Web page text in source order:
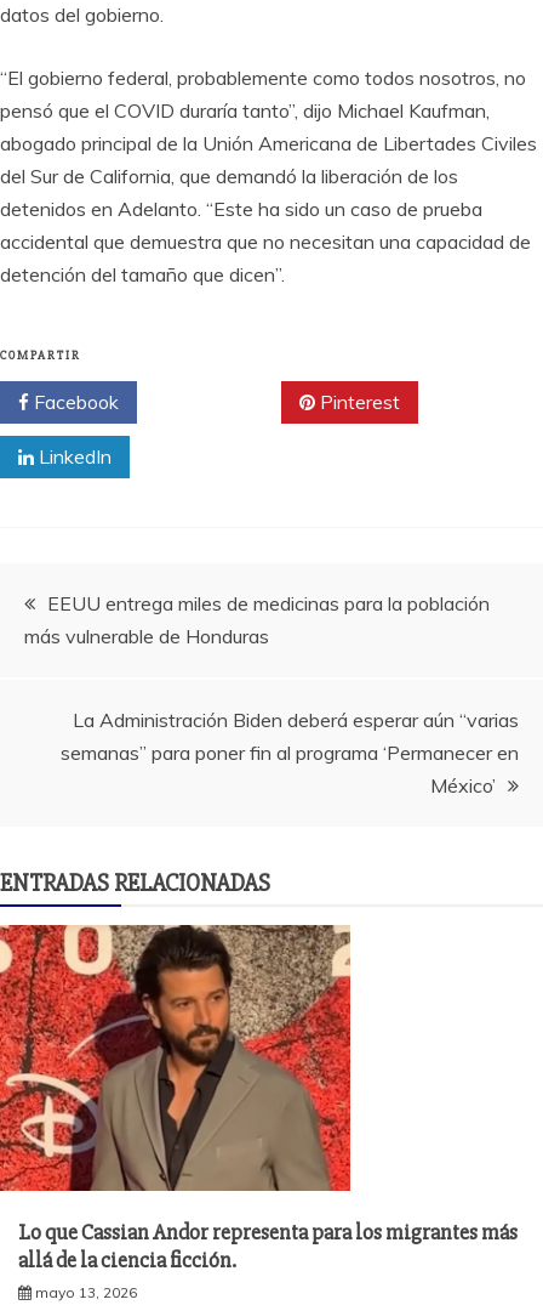
datos del gobierno.
“El gobierno federal, probablemente como todos nosotros, no
pensó que el COVID duraría tanto”, dijo Michael Kaufman,
abogado principal de la Unión Americana de Libertades Civiles
del Sur de California, que demandó la liberación de los
detenidos en Adelanto. “Este ha sido un caso de prueba
accidental que demuestra que no necesitan una capacidad de
detención del tamaño que dicen”.
COMPARTIR
Facebook Pinterest
LinkedIn
Navegación
de
entradas
EEUU entrega miles de medicinas para la población
más vulnerable de Honduras
La Administración Biden deberá esperar aún “varias
semanas” para poner fin al programa ‘Permanecer en
México’
ENTRADAS RELACIONADAS
Lo que Cassian Andor representa para los migrantes más
allá de la ciencia ficción.
mayo 13, 2026